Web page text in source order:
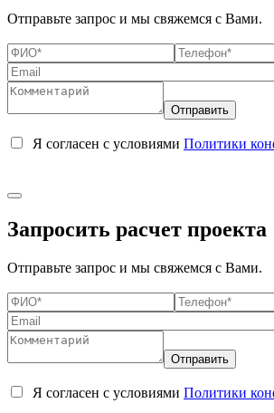
Отправьте запрос и мы свяжемся с Вами.
Я согласен с условиями Политики
Запросить расчет проекта
Отправьте запрос и мы свяжемся с Вами.
Я согласен с условиями Политики